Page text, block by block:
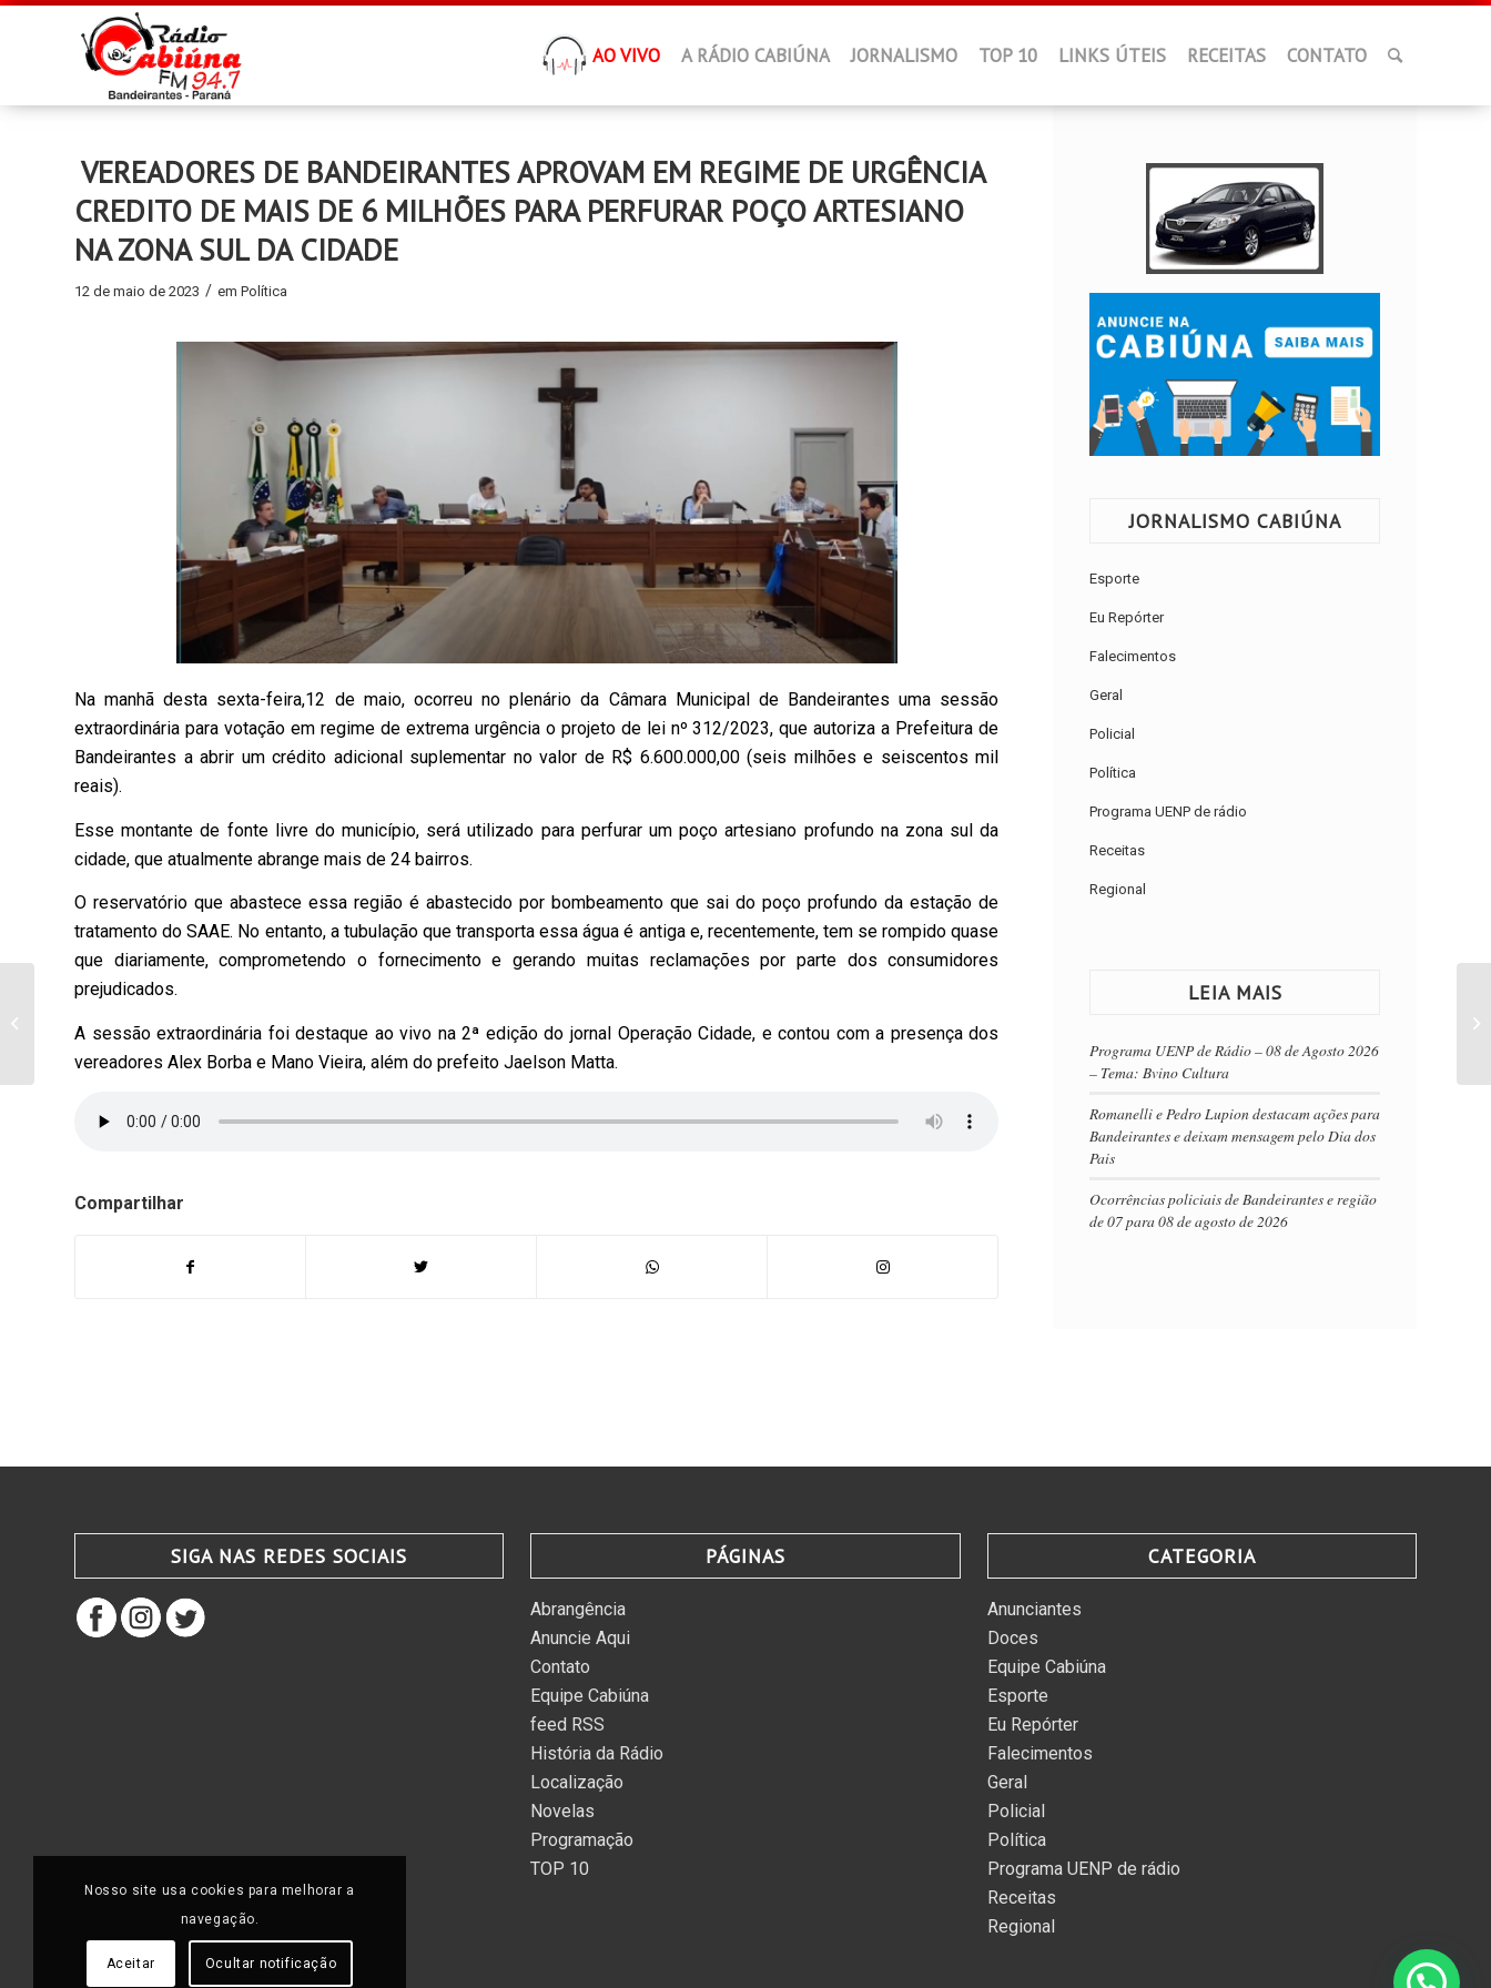
AO VIVO A RÁDIO CABIÚNA JORNALISMO TOP 10 LINKS ÚTEIS RECEITAS CONTATO
VEREADORES DE BANDEIRANTES APROVAM EM REGIME DE URGÊNCIA
CREDITO DE MAIS DE 6 MILHÕES PARA PERFURAR POÇO ARTESIANO
NA ZONA SUL DA CIDADE
12 de maio de 2023 / em Política
Na manhã desta sexta-feira,12 de maio, ocorreu no plenário da Câmara Municipal de Bandeirantes uma sessão
extraordinária para votação em regime de extrema urgência o projeto de lei nº 312/2023, que autoriza a Prefeitura de
Bandeirantes a abrir um crédito adicional suplementar no valor de R$ 6.600.000,00 (seis milhões e seiscentos mil
reais).
Esse montante de fonte livre do município, será utilizado para perfurar um poço artesiano profundo na zona sul da
cidade, que atualmente abrange mais de 24 bairros.
O reservatório que abastece essa região é abastecido por bombeamento que sai do poço profundo da estação de
tratamento do SAAE. No entanto, a tubulação que transporta essa água é antiga e, recentemente, tem se rompido quase
que diariamente, comprometendo o fornecimento e gerando muitas reclamações por parte dos consumidores
prejudicados.
A sessão extraordinária foi destaque ao vivo na 2ª edição do jornal Operação Cidade, e contou com a presença dos
vereadores Alex Borba e Mano Vieira, além do prefeito Jaelson Matta.
Compartilhar
JORNALISMO CABIÚNA
Esporte
Eu Repórter
Falecimentos
Geral
Policial
Política
Programa UENP de rádio
Receitas
Regional
LEIA MAIS
Programa UENP de Rádio – 08 de Agosto 2026
– Tema: Bvino Cultura
Romanelli e Pedro Lupion destacam ações para
Bandeirantes e deixam mensagem pelo Dia dos
Pais
Ocorrências policiais de Bandeirantes e região
de 07 para 08 de agosto de 2026
SIGA NAS REDES SOCIAIS PÁGINAS
Abrangência
Anuncie Aqui
Contato
Equipe Cabiúna
feed RSS
História da Rádio
Localização
Novelas
Programação
TOP 10
CATEGORIA
Anunciantes
Doces
Equipe Cabiúna
Esporte
Eu Repórter
Falecimentos
Geral
Policial
Política
Programa UENP de rádio
Receitas
Regional
Silva – Mãe da Elaine Boneca
Nosso site usa cookies para melhorar a
navegação.
Aceitar Ocultar notificação